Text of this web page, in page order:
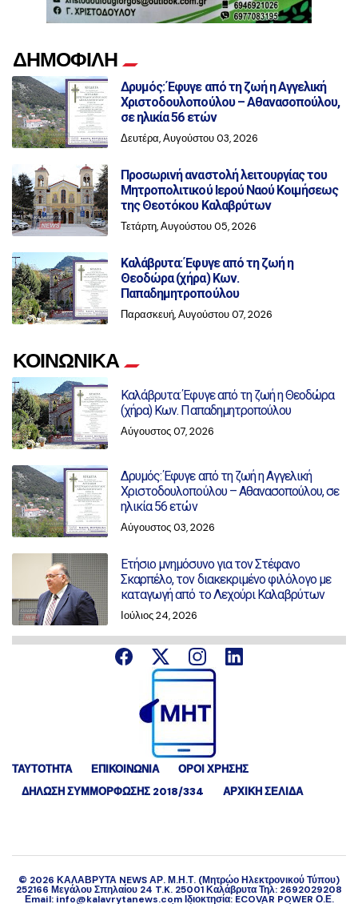
ΔΗΜΟΦΙΛΗ
Δρυμός: Έφυγε από τη ζωή η Αγγελική
Χριστοδουλοπούλου – Αθανασοπούλου,
σε ηλικία 56 ετών
Δευτέρα, Αυγούστου 03, 2026
Προσωρινή αναστολή λειτουργίας του
Μητροπολιτικού Ιερού Ναού Κοιμήσεως
της Θεοτόκου Καλαβρύτων
Τετάρτη, Αυγούστου 05, 2026
Καλάβρυτα: Έφυγε από τη ζωή η
Θεοδώρα (χήρα) Κων.
Παπαδημητροπούλου
Παρασκευή, Αυγούστου 07, 2026
ΚΟΙΝΩΝΙΚΑ
Καλάβρυτα: Έφυγε από τη ζωή η Θεοδώρα
(χήρα) Κων. Παπαδημητροπούλου
Αύγουστος 07, 2026
Δρυμός: Έφυγε από τη ζωή η Αγγελική
Χριστοδουλοπούλου – Αθανασοπούλου, σε
ηλικία 56 ετών
Αύγουστος 03, 2026
Ετήσιο μνημόσυνο για τον Στέφανο
Σκαρπέλο, τον διακεκριμένο φιλόλογο με
καταγωγή από το Λεχούρι Καλαβρύτων
Ιούλιος 24, 2026
ΤΑΥΤΟΤΗΤΑ ΕΠΙΚΟΙΝΩΝΙΑ
ΟΡΟΙ ΧΡΗΣΗΣ
ΔΉΛΩΣΗ ΣΥΜΜΌΡΦΩΣΗΣ 2018/334
ΑΡΧΙΚΗ ΣΕΛΙΔΑ
© 2026 ΚΑΛΑΒΡΥΤΑ NEWS ΑΡ. Μ.Η.Τ. (Μητρώο Ηλεκτρονικού Τύπου)
252166 Μεγάλου Σπηλαίου 24 T.K. 25001 Καλάβρυτα Τηλ: 2692029208
Εmail: info@kalavrytanews.com Ιδιοκτησία: ECOVAR POWER Ο.Ε.